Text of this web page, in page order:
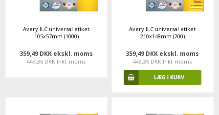
Avery ILC universal etiket
105x57mm (1000)
359,49 DKK ekskl. moms
449,36 DKK Inkl. moms
Avery ILC universal etiket
210x148mm (200)
359,49 DKK ekskl. moms
449,36 DKK Inkl. moms